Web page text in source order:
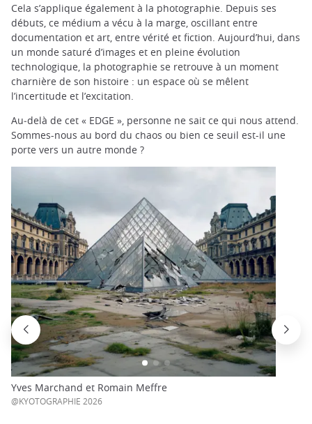
Cela s’applique également à la photographie. Depuis ses
débuts, ce médium a vécu à la marge, oscillant entre
documentation et art, entre vérité et fiction. Aujourd’hui, dans
un monde saturé d’images et en pleine évolution
technologique, la photographie se retrouve à un moment
charnière de son histoire : un espace où se mêlent
l’incertitude et l’excitation.
Au‑delà de cet « EDGE », personne ne sait ce qui nous attend.
Sommes-nous au bord du chaos ou bien ce seuil est-il une
porte vers un autre monde ?
Yves Marchand et Romain Meffre
@KYOTOGRAPHIE 2026